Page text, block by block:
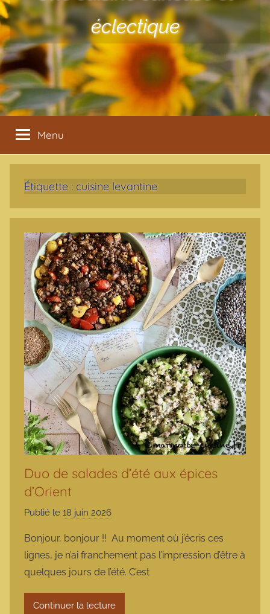
éclectique
Menu
Étiquette : cuisine levantine
Duo de salades d’été aux épices
d’Orient
Publié le 18 juin 2026
r
m
a
r
m
Bonjour, bonjour !! Au moment où j’écris ces
lignes, je n’ai franchement pas l’impression d’être à
quelques jours de l’été. C’est
Continuer la lecture